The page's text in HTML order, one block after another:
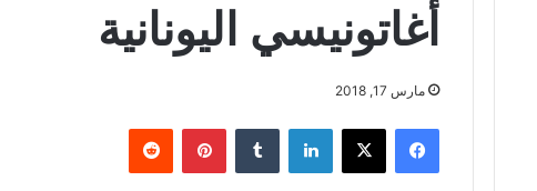
أغاتونيسي اليونانية
مارس 17, 2018
فيسبوك لينكدإن بينتيريست